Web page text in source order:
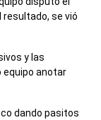
se vió
y las
equipo anotar
dando pasitos